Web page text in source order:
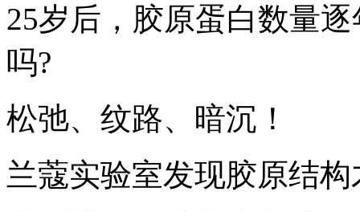
25岁后，胶原蛋白数量
吗?
松弛、纹路、暗沉！
兰蔻实验室发现胶原结